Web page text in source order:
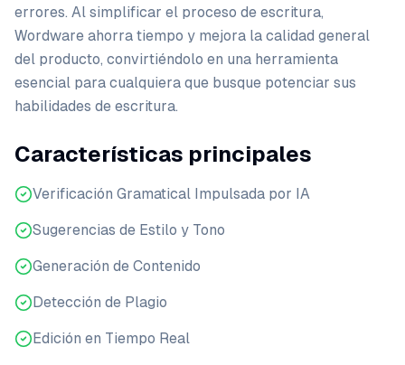
errores. Al simplificar el proceso de escritura,
Wordware ahorra tiempo y mejora la calidad general
del producto, convirtiéndolo en una herramienta
esencial para cualquiera que busque potenciar sus
habilidades de escritura.
Características principales
Verificación Gramatical Impulsada por IA
Sugerencias de Estilo y Tono
Generación de Contenido
Detección de Plagio
Edición en Tiempo Real